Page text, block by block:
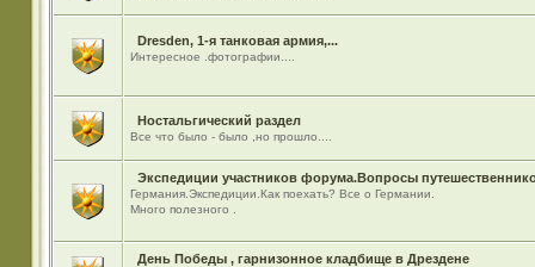
Dresden, 1-я танковая армия,...
Интересное .фотографии....
Ностальгический раздел
Все что было - было ,но прошло....
Экспедиции участников форума.Вопросы
Германия.Экспедиции.Как поехать? Все о Германии.
Много полезного .
День Победы , гарнизонное кладбище в Дрездене